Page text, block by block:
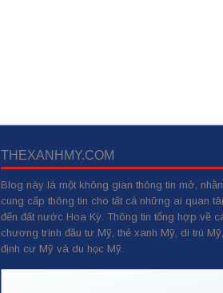
THEXANHMY.COM
Blog này là một không gian thông tin mở,
cung cấp thông tin cho tất cả những ai quan
đến đất nước Hoa Kỳ. Thông tin tổng hợp về
chương trình đầu tư Mỹ, thẻ xanh Mỹ, di trú Mỹ,
định cư Mỹ và du học Mỹ.